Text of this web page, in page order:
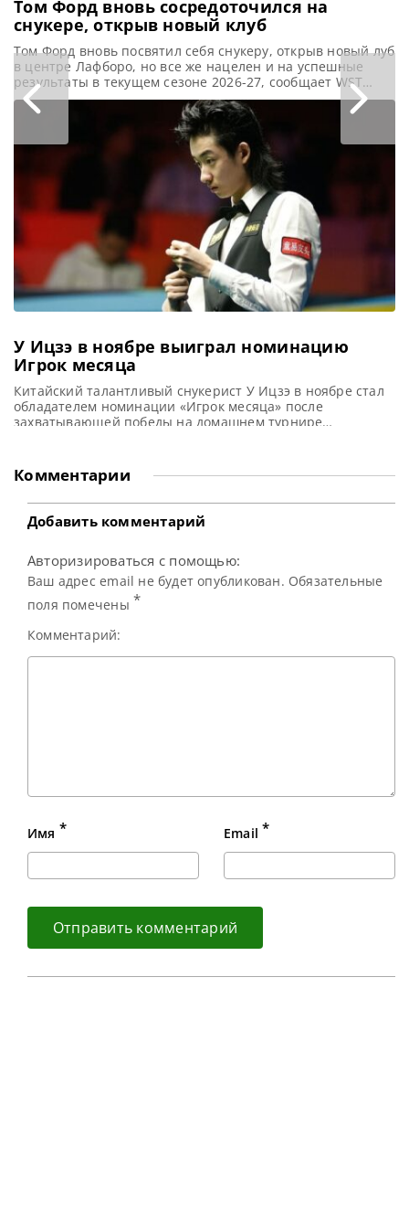
Том Форд вновь сосредоточился на
снукере, открыв новый клуб
Том Форд вновь посвятил себя снукеру, открыв новый луб
в центре Лафборо, но все же нацелен и на успешные
результаты в текущем сезоне 2026-27, сообщает WST
Когда вы впервые окажетесь в Pockets Sports Bar в
Лафборо, вас не удивит увидеть за стойкой бывшего
Чемпиона Shoot Out и игрока из ТОП-16. Том Форд лично
курирует свой
У Ицзэ в ноябре выиграл номинацию
Игрок месяца
Китайский талантливый снукерист У Ицзэ в ноябре стал
обладателем номинации «Игрок месяца» после
захватывающей победы на домашнем турнире
после триумфа на International Championship 2025 в
Нанкине, Китай, где он впервые одержал верх в
рейтинговом турнире. Для 22-летнего снукериста из
Китая
Комментарии
Добавить комментарий
Авторизироваться с помощью:
Ваш адрес email не будет опубликован. Обязательные
поля помечены *
Комментарий:
Имя * Email *